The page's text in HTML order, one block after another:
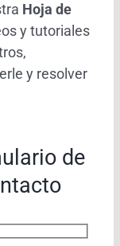
Hoja de
y tutoriales
y resolver
de